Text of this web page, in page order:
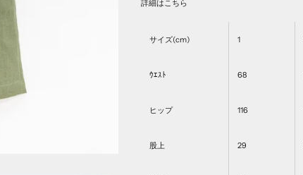
詳細はこちら
サイズ(cm) 1
ｳｴｽﾄ 68
ヒップ 116
股上 29